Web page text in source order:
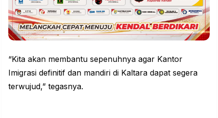
“Kita akan membantu sepenuhnya agar Kantor
Imigrasi definitif dan mandiri di Kaltara dapat segera
terwujud,” tegasnya.